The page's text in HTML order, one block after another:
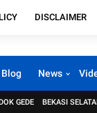
DISCLAIMER
Blog News
GEDE BEKASI